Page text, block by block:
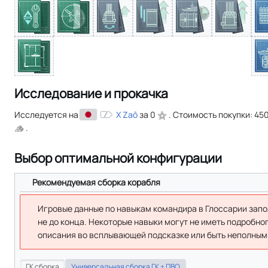
Исследование и прокачка
Исследуется на X Zaōза 0
. Стоимость покупки:
.
Выбор оптимальной конфигурации
Рекомендуемая сборка корабля
Игровые данные по навыкам командира в Глоссарии
не до конца. Некоторые навыки могут не иметь
описания во всплывающей подсказке или быть